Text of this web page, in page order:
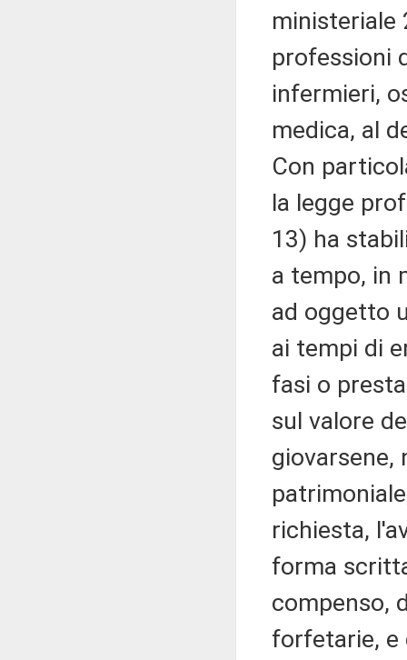
ministeriale
professioni
infermieri,
medica, al
Con
la legge
13) ha
a tempo, in
ad oggetto
ai tempi di
fasi o
sul valore
richiesta,
forma
compenso,
forfetarie, e